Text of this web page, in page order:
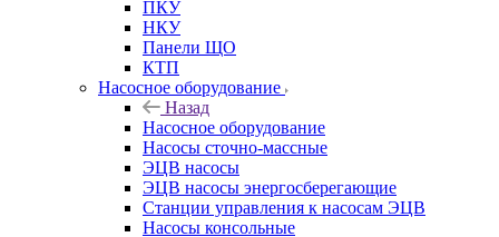
ПКУ
НКУ
Панели ЩО
КТП
Насосное оборудование
Назад
Насосное оборудование
Насосы сточно-массные
ЭЦВ насосы
ЭЦВ насосы энергосберегающие
Станции управления к насосам ЭЦВ
Насосы консольные